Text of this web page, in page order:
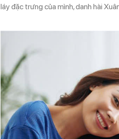
láy đặc trưng của mình, danh hài